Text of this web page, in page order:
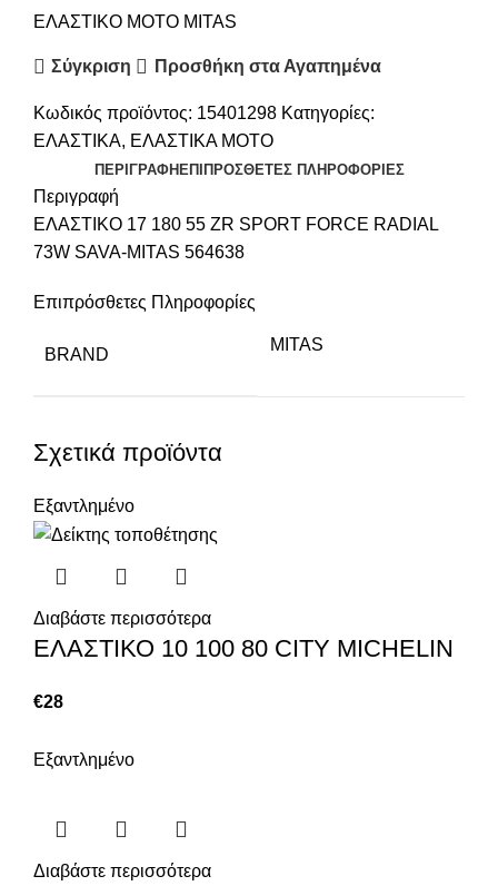
ΕΛΑΣΤΙΚΟ ΜΟΤΟ MITAS
Σύγκριση Προσθήκη στα Αγαπημένα
Κωδικός προϊόντος: 15401298 Κατηγορίες:
ΕΛΑΣΤΙΚΑ, ΕΛΑΣΤΙΚΑ ΜΟΤΟ
ΠΕΡΙΓΡΑΦΉΕΠΙΠΡΌΣΘΕΤΕΣ ΠΛΗΡΟΦΟΡΊΕΣ
Περιγραφή
ΕΛΑΣΤΙΚΟ 17 180 55 ZR SPORT FORCE RADIAL
73W SAVA-MITAS 564638
Επιπρόσθετες Πληροφορίες
BRAND
MITAS
Σχετικά προϊόντα
Εξαντλημένο
Διαβάστε περισσότερα
ΕΛΑΣΤΙΚΟ 10 100 80 CITY MICHELIN
€28
Εξαντλημένο
Διαβάστε περισσότερα